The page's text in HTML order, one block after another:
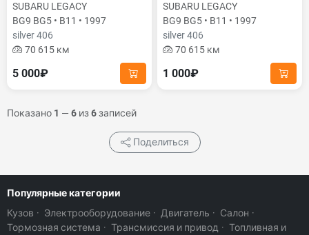
SUBARU LEGACY
BG9 BG5 • B11 • 1997
silver 406
70 615 км
5 000₽
SUBARU LEGACY
BG9 BG5 • B11 • 1997
silver 406
70 615 км
1 000₽
Показано 1 — 6 из6записей
Поделиться
Популярные категории
Кузов · Электрооборудование · Двигатель · Салон ·
Тормозная система · Трансмиссия и привод · Топливная и